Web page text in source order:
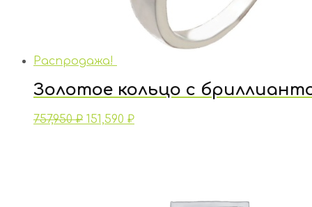
Распродажа!
Золотое кольцо с
757,950₽ 151,590 ₽